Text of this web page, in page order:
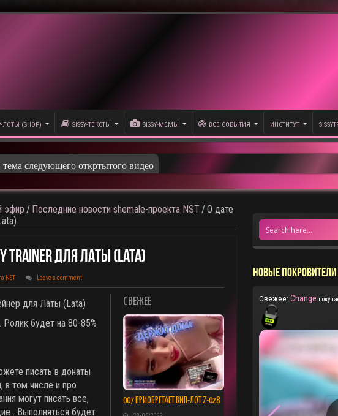
ЛОТЫ (SHOP) SISSY-ТЕКСТЫ SISSY-МЕМЫ ВСЕ СОБЫТИЯ ИНСТИТУТ
следующего откртытого видео
эфир / Последние новости shemale-проекта NST /О дате
Trainer Для Латы (Lata)
NST Leave a comment
СВЕЖЕЕ
007 ПРИОБРЕТАЕТ ВИП-ЛОТ Z-028
для Латы (Lata)
будет на 80-85%
писать в донаты
в том числе и про
могут писать все,
. Выполняться будет
НОВЫЕ
Свежее: Change